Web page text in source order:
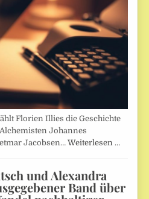
Florien Illies die Geschichte
Johannes
Jacobsen…Weiterlesen …
und Alexandra
Band über